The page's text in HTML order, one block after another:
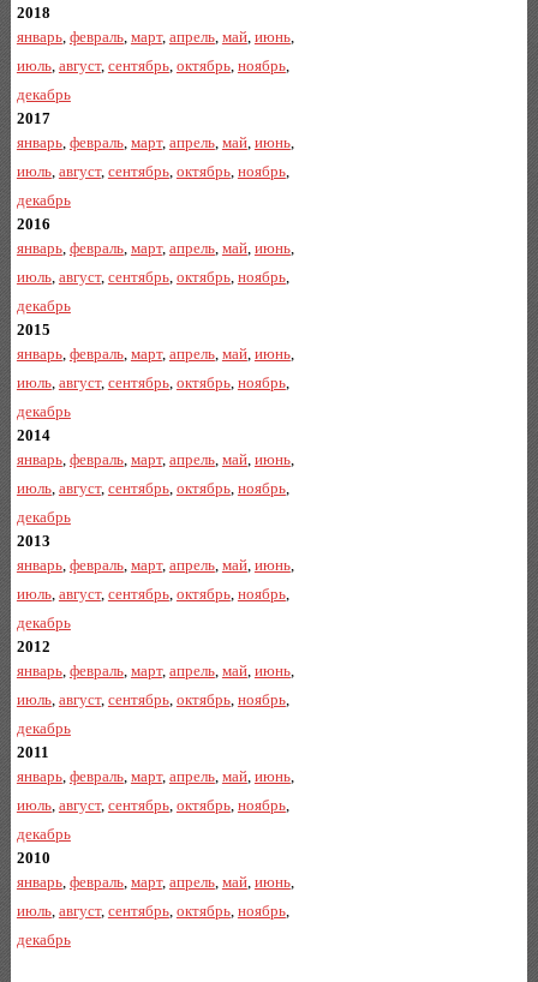
2018
январь, февраль, март, апрель, май, июнь,
июль, август, сентябрь, октябрь, ноябрь,
декабрь
2017
январь, февраль, март, апрель, май, июнь,
июль, август, сентябрь, октябрь, ноябрь,
декабрь
2016
январь, февраль, март, апрель, май, июнь,
июль, август, сентябрь, октябрь, ноябрь,
декабрь
2015
январь, февраль, март, апрель, май, июнь,
июль, август, сентябрь, октябрь, ноябрь,
декабрь
2014
январь, февраль, март, апрель, май, июнь,
июль, август, сентябрь, октябрь, ноябрь,
декабрь
2013
январь, февраль, март, апрель, май, июнь,
июль, август, сентябрь, октябрь, ноябрь,
декабрь
2012
январь, февраль, март, апрель, май, июнь,
июль, август, сентябрь, октябрь, ноябрь,
декабрь
2011
январь, февраль, март, апрель, май, июнь,
июль, август, сентябрь, октябрь, ноябрь,
декабрь
2010
январь, февраль, март, апрель, май, июнь,
июль, август, сентябрь, октябрь, ноябрь,
декабрь